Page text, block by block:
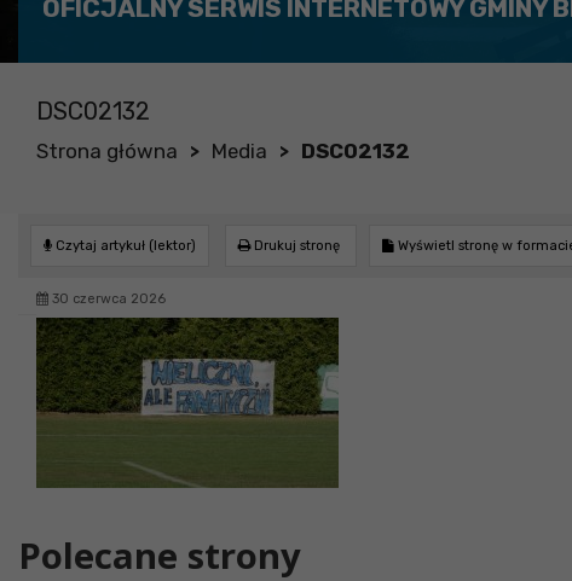
OFICJALNY SERWIS INTERNETOWY GMINY
DSC02132
Strona główna > Media > DSC02132
Czytaj artykuł (lektor) Drukuj stronę Wyświetl stronę w
30 czerwca 2026
Polecane strony